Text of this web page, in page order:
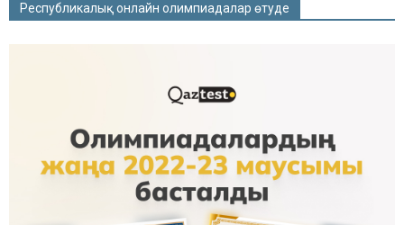
Республикалық онлайн олимпиадалар өтуде